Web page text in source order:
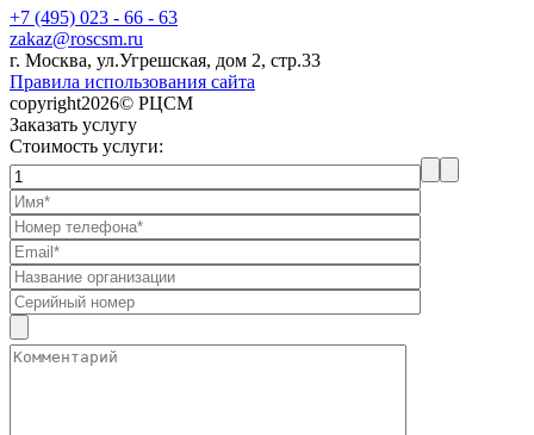
+7 (495) 023 - 66 - 63
zakaz@roscsm.ru
г. Москва, ул.Угрешская, дом 2, стр.33
Правила использования сайта
copyright2026© РЦСМ
Заказать услугу
Стоимость услуги: